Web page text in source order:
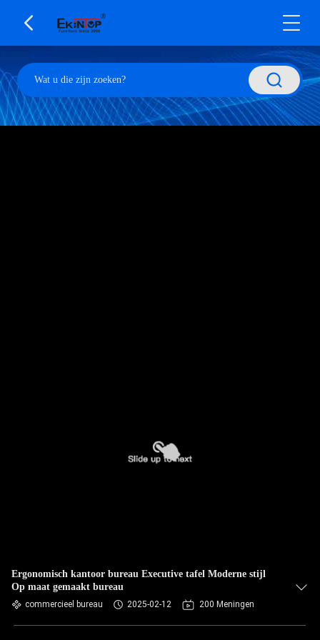
Ergonomisch kantoor bureau Executive tafel Moderne stijl
Op maat gemaakt bureau
commercieel bureau 2025-02-12 200 Meningen